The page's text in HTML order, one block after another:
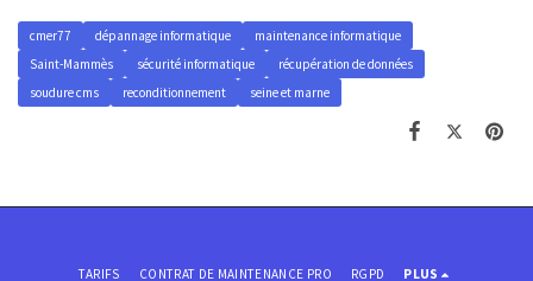
cmer77 dépannage informatique
maintenance informatique
Saint-Mammès
sécurité informatique
récupération de données
soudure cms
reconditionnement seine et marne
TARIFS CONTRAT DE MAINTENANCE PRO RGPD PLUS